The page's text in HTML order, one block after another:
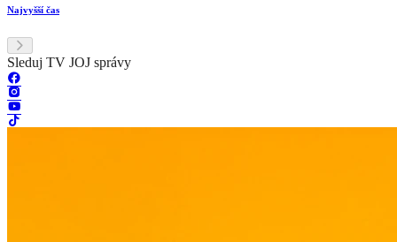
Najvyšší čas
Sleduj TV JOJ správy